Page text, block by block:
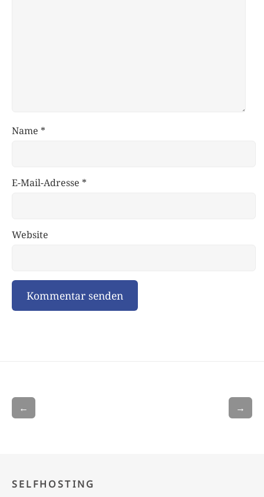
Name *
E-Mail-Adresse *
Website
← →
SELFHOSTING